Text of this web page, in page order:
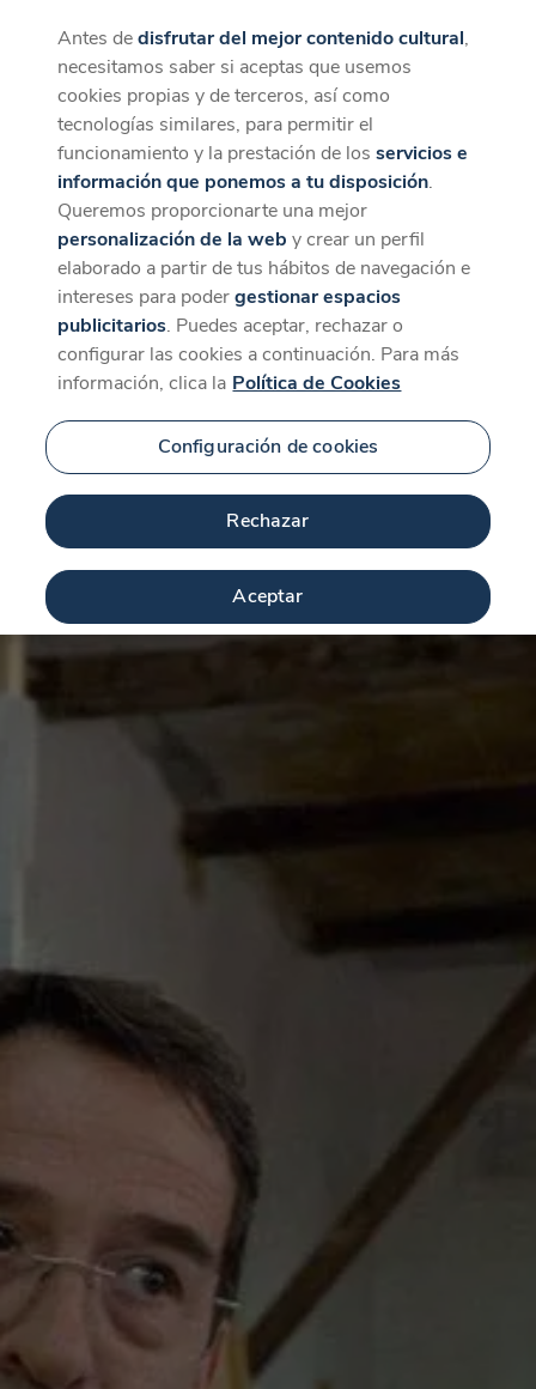
CaixaForum+
La mejor experiencia desde la App
Descargar
Antes dedisfrutar del mejor contenido cultural,
necesitamos saber si aceptas que usemos
cookies propias y de terceros, así como
tecnologías similares, para permitir el
funcionamiento y la prestación de losservicios e
información que ponemos a tu disposición.
Queremos proporcionarte una mejor
personalización de la web y crear un perfil
elaborado a partir de tus hábitos de navegación e
intereses para podergestionar espacios
publicitarios. Puedes aceptar, rechazar o
configurar las cookies a continuación. Para más
información, clica la Política de Cookies
Configuración de cookies
Rechazar
Aceptar